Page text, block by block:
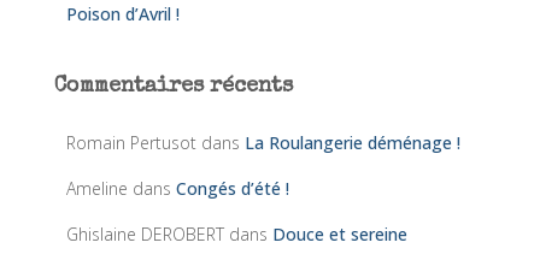
Poison d’Avril !
Commentaires récents
Romain Pertusot dans La Roulangerie déménage !
Ameline dans Congés d’été !
Ghislaine DEROBERT dans Douce et sereine